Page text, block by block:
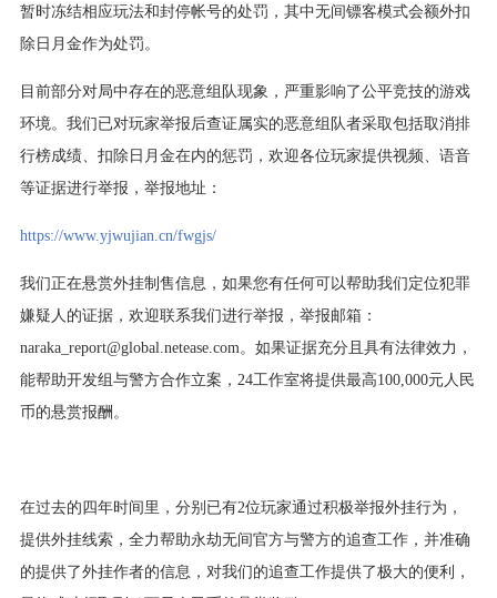
暂时冻结相应玩法和封停帐号的处罚，其中无间镖客模式会额外扣
除日月金作为处罚。
目前部分对局中存在的恶意组队现象，严重影响了公平竞技的游戏
环境。我们已对玩家举报后查证属实的恶意组队者采取包括取消排
行榜成绩、扣除日月金在内的惩罚，欢迎各位玩家提供视频、语音
等证据进行举报，举报地址：
https://www.yjwujian.cn/fwgjs/
我们正在悬赏外挂制售信息，如果您有任何可以帮助我们定位犯罪
嫌疑人的证据，欢迎联系我们进行举报，举报邮箱：
naraka_report@global.netease.com。如果证据充分且具有法律效力，
能帮助开发组与警方合作立案，24工作室将提供最高100,000元人民
币的悬赏报酬。
在过去的四年时间里，分别已有2位玩家通过积极举报外挂行为，
提供外挂线索，全力帮助永劫无间官方与警方的追查工作，并准确
的提供了外挂作者的信息，对我们的追查工作提供了极大的便利，